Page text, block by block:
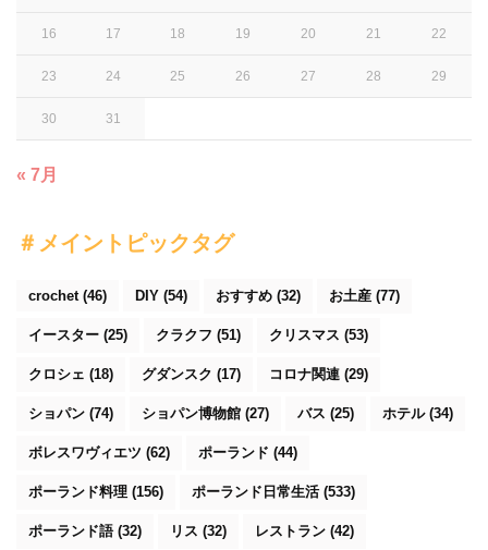
16 17 18 19 20 21 22
23 24 25 26 27 28 29
30 31
« 7月
＃メイントピックタグ
crochet (46) DIY (54) おすすめ (32) お土産 (77)
イースター (25) クラクフ (51) クリスマス (53)
クロシェ (18) グダンスク (17) コロナ関連 (29)
ショパン (74) ショパン博物館 (27) バス (25) ホテル(34)
ボレスワヴィエツ (62) ポーランド (44)
ポーランド料理 (156) ポーランド日常生活(533)
ポーランド語(32) リス (32) レストラン (42)